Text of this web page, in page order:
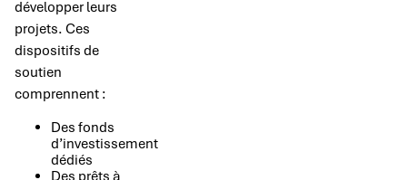
développer leurs
projets. Ces
dispositifs de
soutien
comprennent :
Des fonds
d’investissement
dédiés